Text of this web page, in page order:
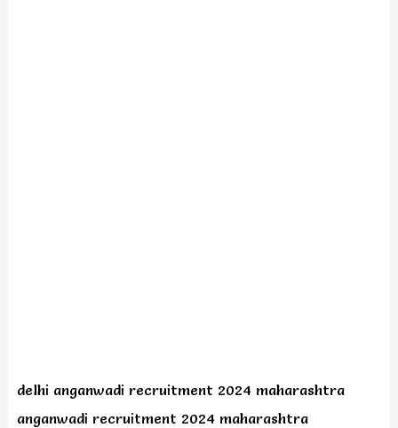
delhi anganwadi recruitment 2024 maharashtra
anganwadi recruitment 2024 maharashtra